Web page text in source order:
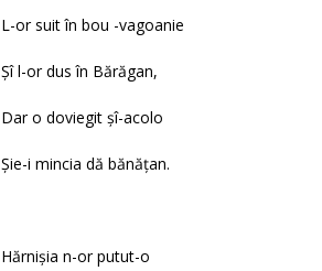
L-or suit în bou -vagoanie
Şî l-or dus în Bărăgan,
Dar o doviegit şî-acolo
Şie-i mincia dă bănăţan.
Hărnişia n-or putut-o